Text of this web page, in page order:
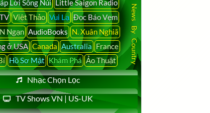
Lời Sông Núi Little Saigon Radio
Việt Thảo Vui Lạ Đọc Báo Vẹm
Ngạn AudioBooks N. Xuân Nghiã
ở USA Canada Australia France
Hồ Sơ Mật Khám Phá Ảo Thuật
Nhạc Chọn Lọc
TV Shows VN | US-UK
Latest News By Country